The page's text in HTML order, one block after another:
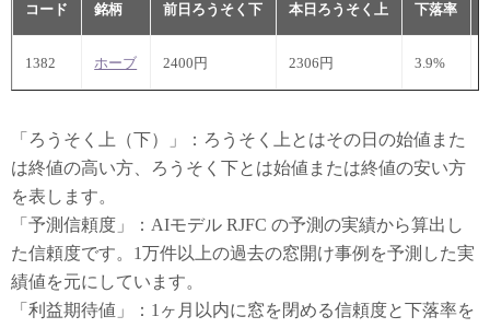
コード 銘柄 前日ろうそく下 本日ろうそく上 下落率
1382 ホーブ 2400円 2306円 3.9%
「ろうそく上（下）」：ろうそく上とはその日の始値また
は終値の高い方、ろうそく下とは始値または終値の安い方
を表します。
「予測信頼度」：AIモデル RJFC の予測の実績から算出し
た信頼度です。1万件以上の過去の窓開け事例を予測した実
績値を元にしています。
「利益期待値」：1ヶ月以内に窓を閉める信頼度と下落率を